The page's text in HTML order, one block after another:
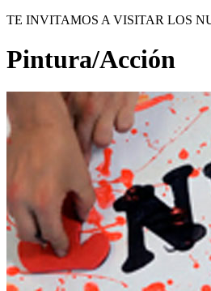
TE INVITAMOS A VISITAR LOS
Pintura/Acción